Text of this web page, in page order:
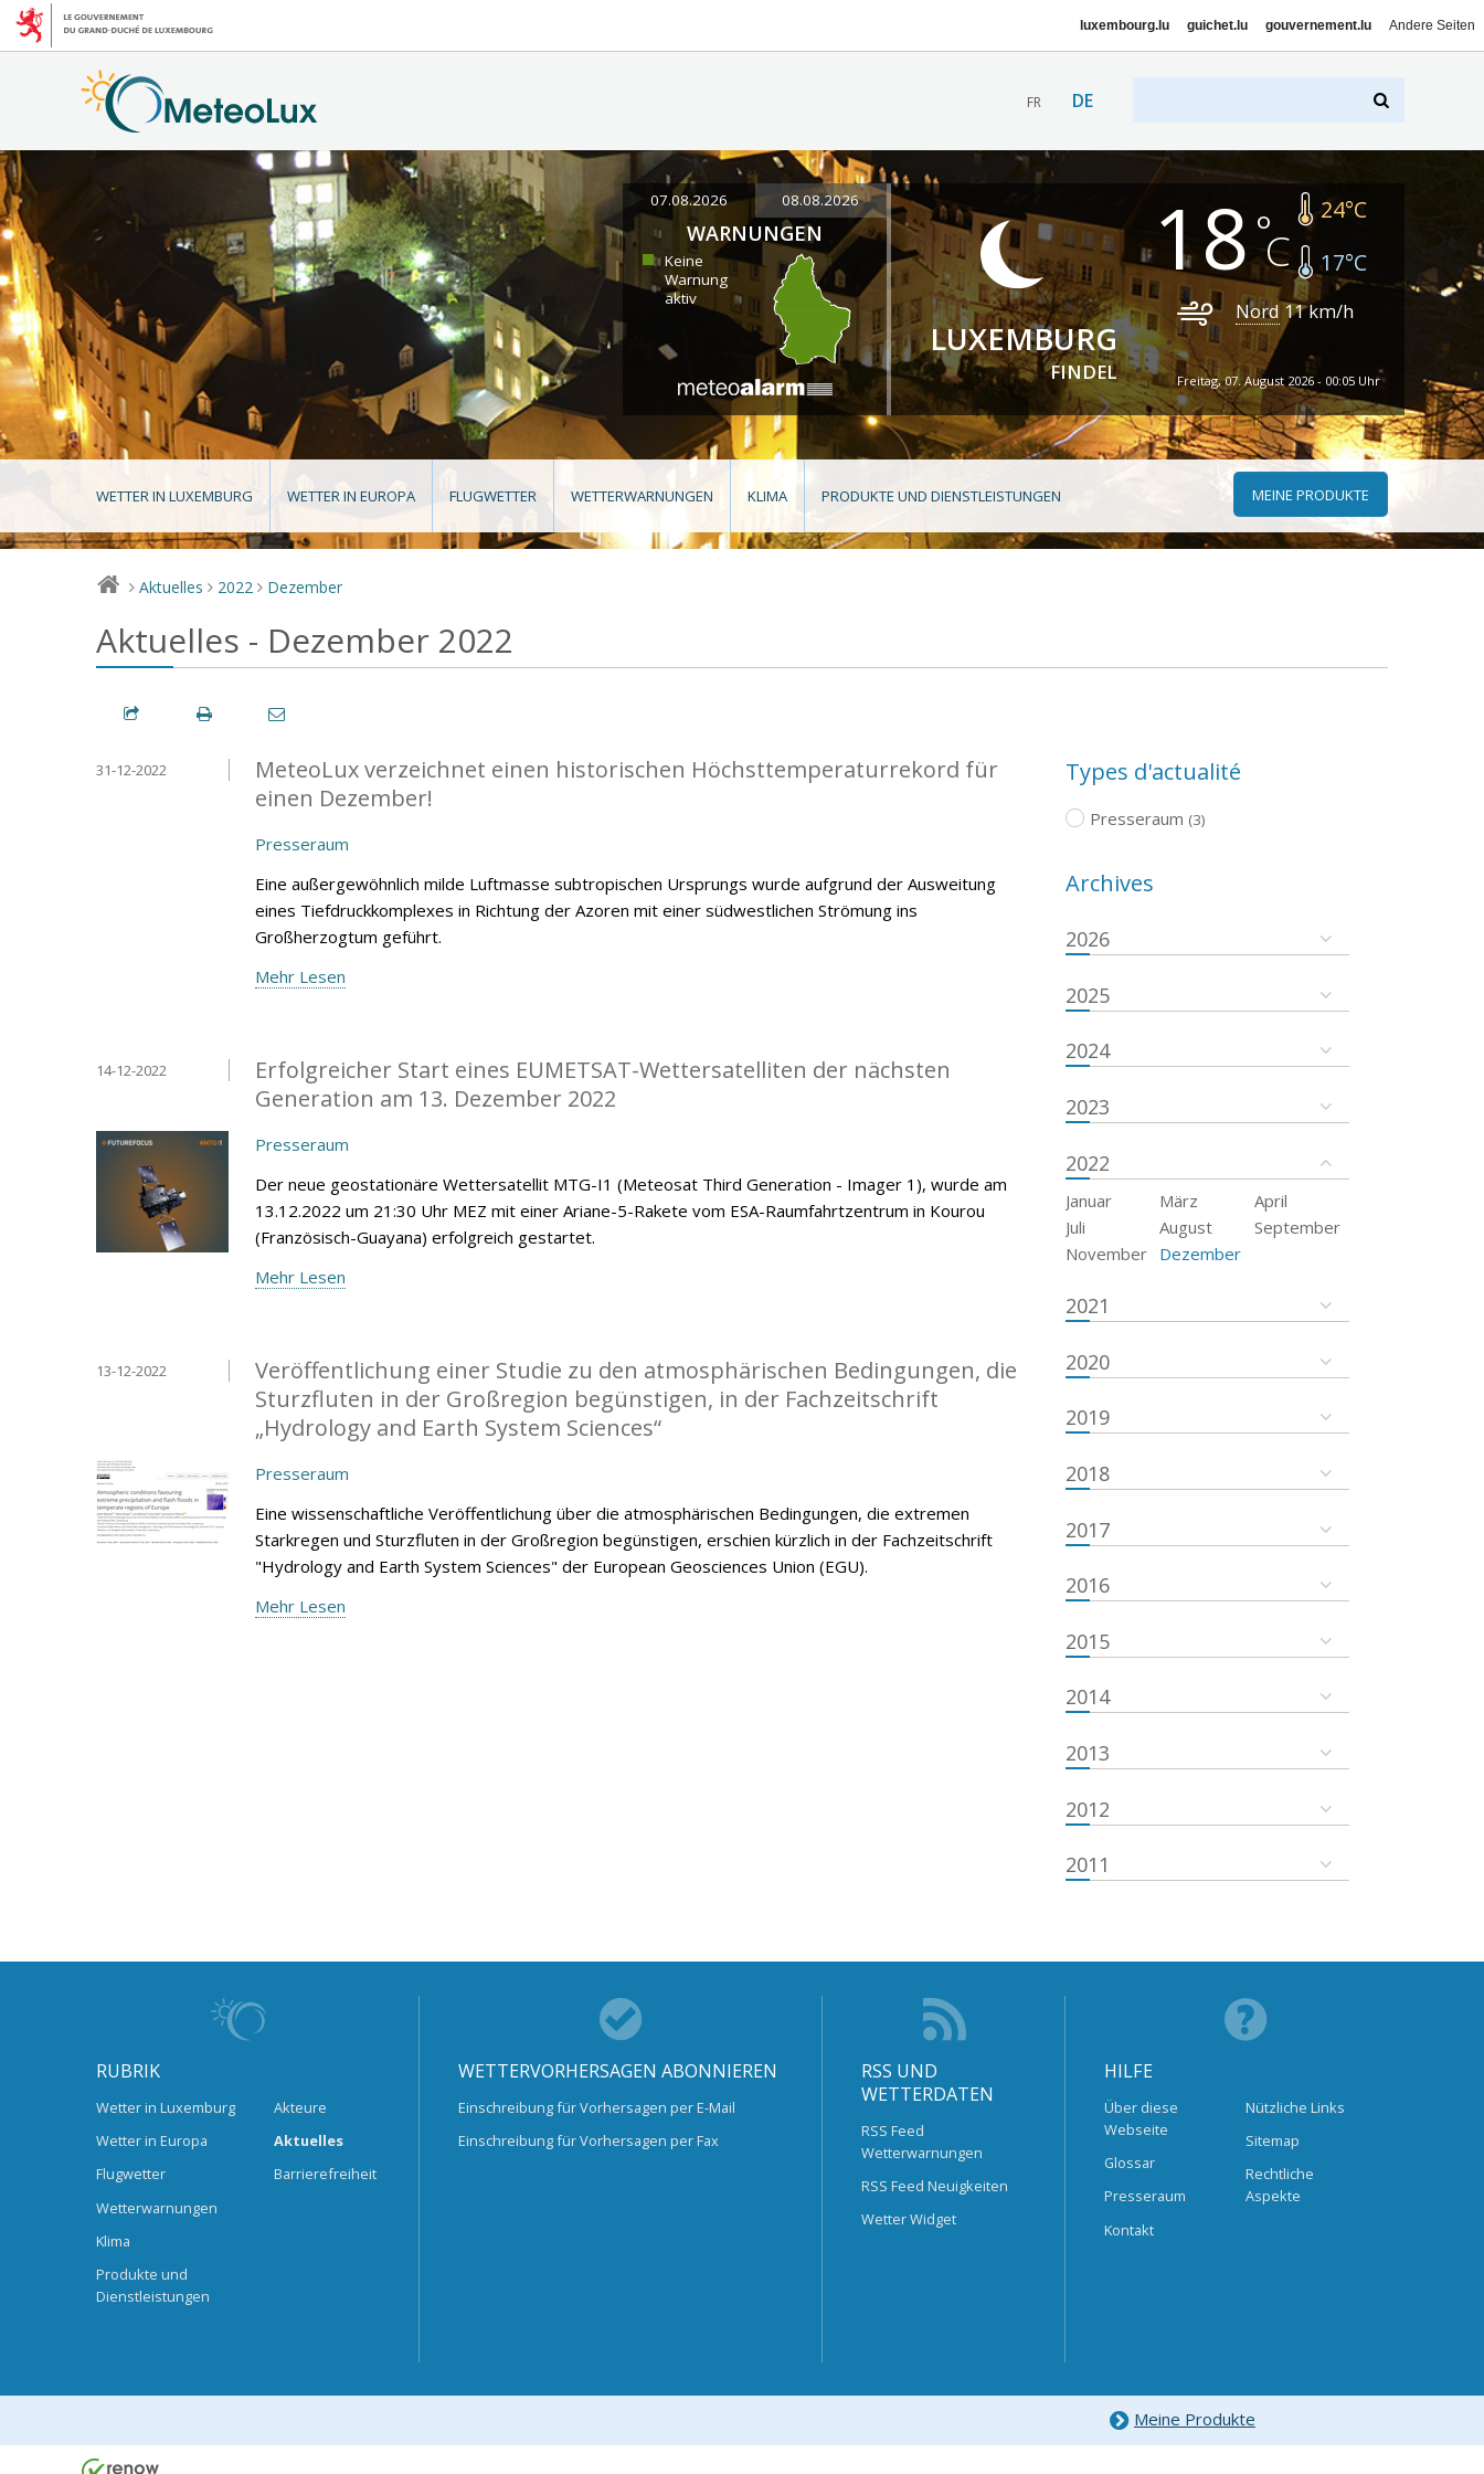
luxembourg.lu guichet.lu gouvernement.lu Andere Seiten
FR DE
07.08.2026 08.08.2026
WARNUNGEN
Keine
Warnung
aktiv
LUXEMBURG
FINDEL
18 24°C
17°C
Nord 11km/h
Freitag, 07. August 2026 - 00:05 Uhr
WETTER IN LUXEMBURG WETTER IN EUROPA FLUGWETTER WETTERWARNUNGEN KLIMA PRODUKTE UND DIENSTLEISTUNGEN MEINE PRODUKTE
> Aktuelles > 2022 > Dezember
Aktuelles - Dezember 2022
MeteoLux verzeichnet einen historischen Höchsttemperaturrekord für
einen Dezember!
31-12-2022
Presseraum
Eine außergewöhnlich milde Luftmasse subtropischen Ursprungs wurde aufgrund der Ausweitung
eines Tiefdruckkomplexes in Richtung der Azoren mit einer südwestlichen Strömung ins
Großherzogtum geführt.
Mehr Lesen
Erfolgreicher Start eines EUMETSAT-Wettersatelliten der nächsten
Generation am 13. Dezember 2022
14-12-2022
Presseraum
Der neue geostationäre Wettersatellit MTG-I1 (Meteosat Third Generation - Imager 1), wurde am
13.12.2022 um 21:30 Uhr MEZ mit einer Ariane-5-Rakete vom ESA-Raumfahrtzentrum in Kourou
(Französisch-Guayana) erfolgreich gestartet.
Mehr Lesen
Veröffentlichung einer Studie zu den atmosphärischen Bedingungen, die
Sturzfluten in der Großregion begünstigen, in der Fachzeitschrift
„Hydrology and Earth System Sciences“
13-12-2022
Presseraum
Eine wissenschaftliche Veröffentlichung über die atmosphärischen Bedingungen, die extremen
Starkregen und Sturzfluten in der Großregion begünstigen, erschien kürzlich in der Fachzeitschrift
"Hydrology and Earth System Sciences" der European Geosciences Union (EGU).
Mehr Lesen
Types d'actualité
Presseraum (3)
Archives
2026
2025
2024
2023
2022
Januar März
April
Juli
August
September
November
Dezember
2021
2020
2019
2018
2017
2016
2015
2014
2013
2012
2011
RUBRIK
Wetter in Luxemburg
Wetter in Europa
Flugwetter
Wetterwarnungen
Klima
Produkte und
Dienstleistungen
Akteure
Aktuelles
Barrierefreiheit
WETTERVORHERSAGEN ABONNIEREN
Einschreibung für Vorhersagen per E-Mail
Einschreibung für Vorhersagen per Fax
RSS UND
WETTERDATEN
RSS Feed
Wetterwarnungen
RSS Feed Neuigkeiten
Wetter Widget
HILFE
Über diese
Webseite
Glossar
Presseraum
Kontakt
Nützliche Links
Sitemap
Rechtliche
Aspekte
Meine Produkte